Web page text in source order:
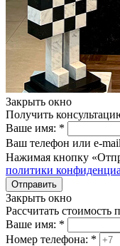
Закрыть окно
Получить
Ваше имя: *
Ваш телефон или e-
Нажимая кнопку
политики
Отправить
Закрыть окно
Рассчитать стоимость
Ваше имя: *
Номер телефона: *